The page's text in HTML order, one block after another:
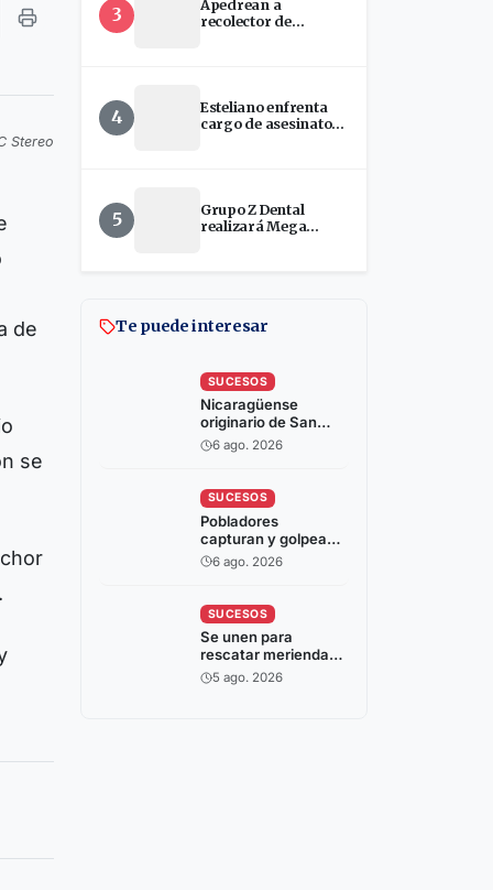
Stereo
de
se
3
Apedrean a
recolector de
4
Esteliano enfrenta
cargo de asesinato
5
Grupo Z Dental
realizará Mega
Te puede interesar
SUCESOS
Nicaragüense
originario de San
Juan del Río Coco
fallece en accidente
6 ago. 2026
SUCESOS
Pobladores
capturan y golpean
a hombre señalado
de intentar robar en
6 ago. 2026
SUCESOS
Se unen para
rescatar merienda
escolar durante
incendio de camión
5 ago. 2026